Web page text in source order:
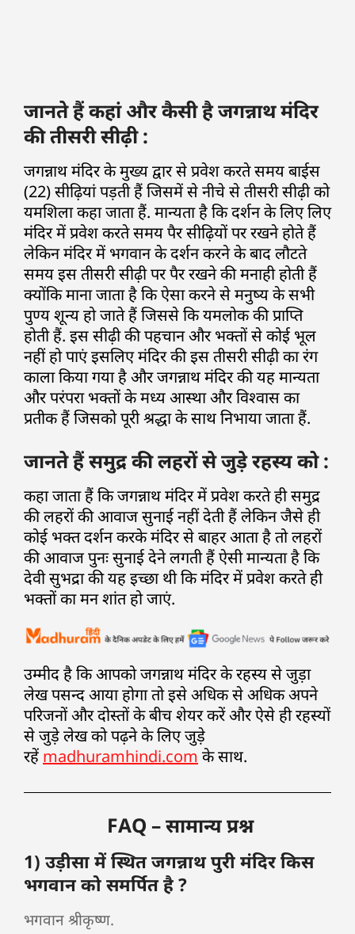
जानते हैं कहां और कैसी है जगन्नाथ मंदिर
की तीसरी सीढ़ी :
जगन्नाथ मंदिर के मुख्य द्वार से प्रवेश करते समय बाईस
(22) सीढ़ियां पड़ती हैं जिसमें से नीचे से तीसरी सीढ़ी को
यमशिला कहा जाता हैं. मान्यता है कि दर्शन के लिए लिए
मंदिर में प्रवेश करते समय पैर सीढ़ियों पर रखने होते हैं
लेकिन मंदिर में भगवान के दर्शन करने के बाद लौटते
समय इस तीसरी सीढ़ी पर पैर रखने की मनाही होती हैं
क्योंकि माना जाता है कि ऐसा करने से मनुष्य के सभी
पुण्य शून्य हो जाते हैं जिससे कि यमलोक की प्राप्ति
होती हैं. इस सीढ़ी की पहचान और भक्तों से कोई भूल
नहीं हो पाएं इसलिए मंदिर की इस तीसरी सीढ़ी का रंग
काला किया गया है और जगन्नाथ मंदिर की यह मान्यता
और परंपरा भक्तों के मध्य आस्था और विश्वास का
प्रतीक हैं जिसको पूरी श्रद्धा के साथ निभाया जाता हैं.
जानते हैं समुद्र की लहरों से जुड़े रहस्य को :
कहा जाता हैं कि जगन्नाथ मंदिर में प्रवेश करते ही समुद्र
की लहरों की आवाज सुनाई नहीं देती हैं लेकिन जैसे ही
कोई भक्त दर्शन करके मंदिर से बाहर आता है तो लहरों
की आवाज पुनः सुनाई देने लगती हैं ऐसी मान्यता है कि
देवी सुभद्रा की यह इच्छा थी कि मंदिर में प्रवेश करते ही
भक्तों का मन शांत हो जाएं.
उम्मीद है कि आपको जगन्नाथ मंदिर के रहस्य से जुड़ा
लेख पसन्द आया होगा तो इसे अधिक से अधिक अपने
परिजनों और दोस्तों के बीच शेयर करें और ऐसे ही रहस्यों
से जुड़े लेख को पढ़ने के लिए जुड़े
रहें madhuramhindi.com के साथ.
FAQ – सामान्य प्रश्न
1) उड़ीसा में स्थित जगन्नाथ पुरी मंदिर किस
भगवान को समर्पित है ?
भगवान श्रीकृष्ण.